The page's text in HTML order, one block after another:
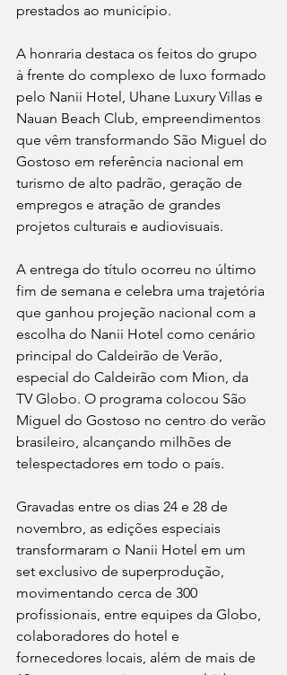
prestados ao município.
A honraria destaca os feitos do grupo
à frente do complexo de luxo formado
pelo Nanii Hotel, Uhane Luxury Villas e
Nauan Beach Club, empreendimentos
que vêm transformando São Miguel do
Gostoso em referência nacional em
turismo de alto padrão, geração de
empregos e atração de grandes
projetos culturais e audiovisuais.
A entrega do título ocorreu no último
fim de semana e celebra uma trajetória
que ganhou projeção nacional com a
escolha do Nanii Hotel como cenário
principal do Caldeirão de Verão,
especial do Caldeirão com Mion, da
TV Globo. O programa colocou São
Miguel do Gostoso no centro do verão
brasileiro, alcançando milhões de
telespectadores em todo o país.
Gravadas entre os dias 24 e 28 de
novembro, as edições especiais
transformaram o Nanii Hotel em um
set exclusivo de superprodução,
movimentando cerca de 300
profissionais, entre equipes da Globo,
colaboradores do hotel e
fornecedores locais, além de mais de